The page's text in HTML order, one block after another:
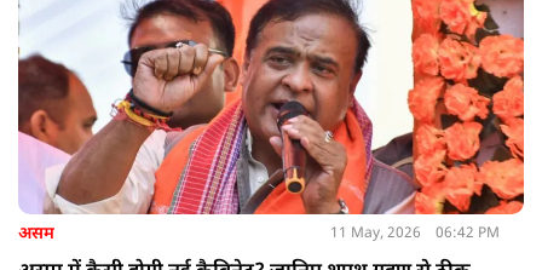
असम 11 May, 2026 06:42 PM